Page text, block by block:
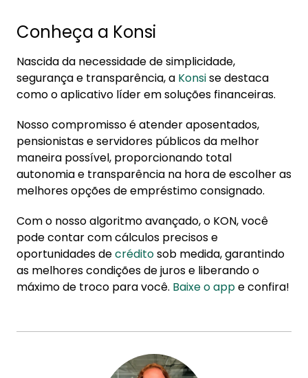
Conheça a Konsi
Nascida da necessidade de simplicidade,
segurança e transparência, a Konsise destaca
como o aplicativo líder em soluções financeiras.
Nosso compromisso é atender aposentados,
pensionistas e servidores públicos da melhor
maneira possível, proporcionando total
autonomia e transparência na hora de escolher as
melhores opções de empréstimo consignado.
Com o nosso algoritmo avançado, o KON, você
pode contar com cálculos precisos e
oportunidades decréditosob medida, garantindo
as melhores condições de juros e liberando o
máximo de troco para você. Baixe o appe confira!